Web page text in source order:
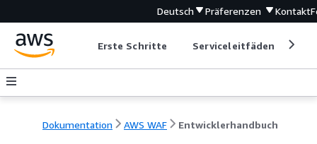
Deutsch Präferenzen Kontakt
Erste Schritte Serviceleitfäden
Dokumentation AWS WAF Entwicklerhandbuch